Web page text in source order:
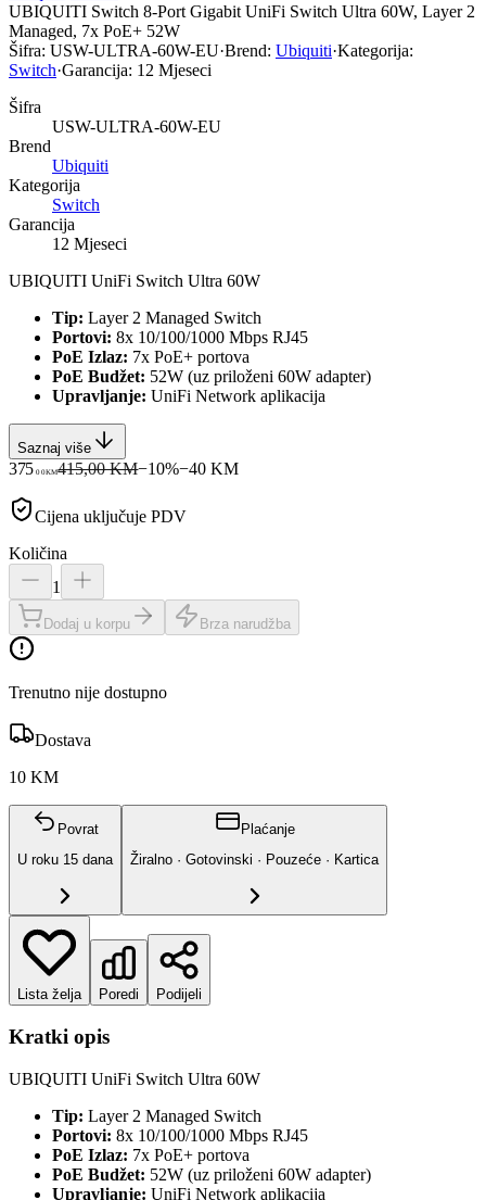
UBIQUITI Switch 8-Port Gigabit UniFi Switch Ultra 60W, Layer 2
Managed, 7x PoE+ 52W
Šifra: USW-ULTRA-60W-EU·Brend: Ubiquiti·Kategorija:
Switch·Garancija: 12 Mjeseci
Šifra
USW-ULTRA-60W-EU
Brend
Ubiquiti
Kategorija
Switch
Garancija
12 Mjeseci
UBIQUITI UniFi Switch Ultra 60W
Tip: Layer 2 Managed Switch
Portovi: 8x 10/100/1000 Mbps RJ45
PoE Izlaz: 7x PoE+ portova
PoE Budžet: 52W (uz priloženi 60W adapter)
Upravljanje: UniFi Network aplikacija
Saznaj više
375 00KM415,00 KM−10%−40 KM
Cijena uključuje PDV
Količina
1
Dodaj u korpu Brza narudžba
Trenutno nije dostupno
Dostava
10 KM
Povrat
U roku 15 dana
Plaćanje
Žiralno · Gotovinski · Pouzeće · Kartica
Lista želja Poredi Podijeli
Kratki opis
UBIQUITI UniFi Switch Ultra 60W
Tip: Layer 2 Managed Switch
Portovi: 8x 10/100/1000 Mbps RJ45
PoE Izlaz: 7x PoE+ portova
PoE Budžet: 52W (uz priloženi 60W adapter)
Upravljanje: UniFi Network aplikacija